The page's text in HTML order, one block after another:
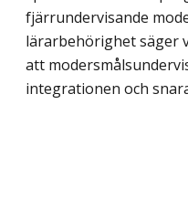
fjärrundervisande
lärarbehörighet säger
att
integrationen och